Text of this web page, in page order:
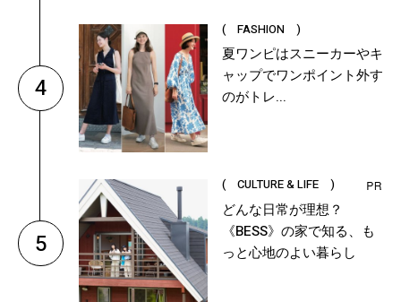
4
( FASHION )
夏ワンピはスニーカーやキ
ャップでワンポイント外す
のがトレ...
5
( CULTURE & LIFE )
どんな日常が理想？
《BESS》の家で知る、も
っと心地のよい暮らし